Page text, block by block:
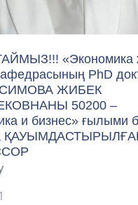
«Экономика
PhD
ЖИБЕК
50200 –
и бизнес» ғылыми